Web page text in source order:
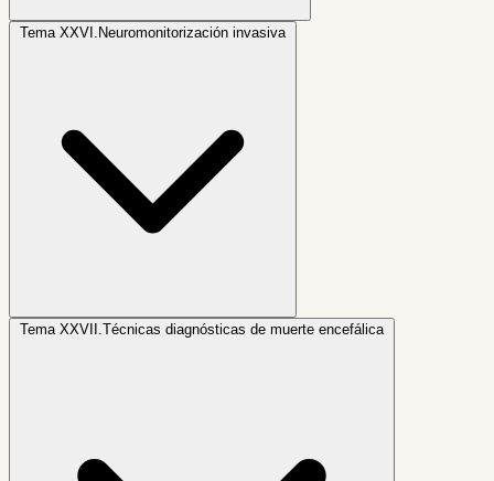
Tema XXVI. Neuromonitorización invasiva
Tema XXVII. Técnicas diagnósticas de muerte encefálica